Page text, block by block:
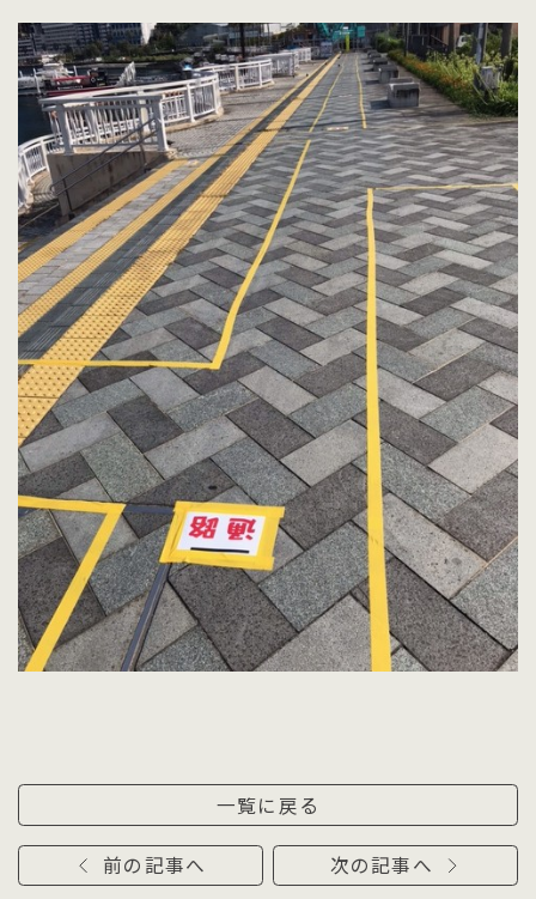
前の記事へ
一覧に戻る
次の記事へ